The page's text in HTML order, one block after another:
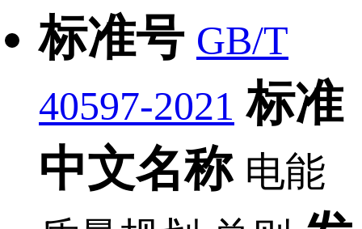
标准号 GB/T
40597-2021 标准
中文名称 电能